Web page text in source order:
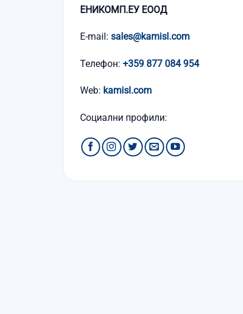
ЕНИКОМП.ЕУ ЕООД
E-mail: sales@kamisl.com
Телефон: +359 877 084 954
Web: kamisl.com
Социални профили: